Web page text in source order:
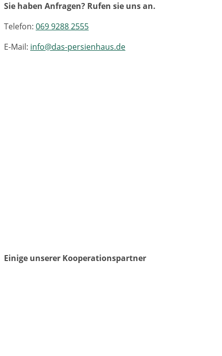
Sie haben Anfragen? Rufen sie uns an.
Telefon: 069 9288 2555
E-Mail: info@das-persienhaus.de
Einige unserer Kooperationspartner